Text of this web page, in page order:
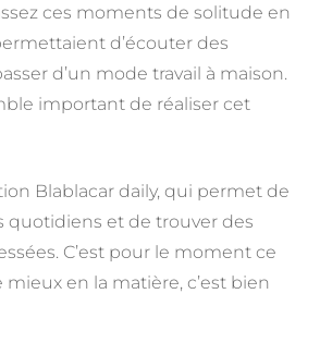
ces moments de solitude en
d’écouter des
d’un mode travail à maison.
important de réaliser cet
Blablacar daily, qui permet de
quotidiens et de trouver des
C’est pour le moment ce
mieux en la matière, c’est bien